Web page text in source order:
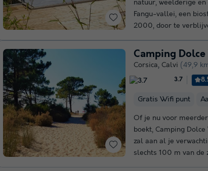
natuur, weelderige
Fangu-vallei, een
2000, door te
Camping
Corsica, Calvi (49,9
3.7
Gratis Wifi punt
Of je nu voor
boekt, Camping
zal aan al je
slechts 100 m van de